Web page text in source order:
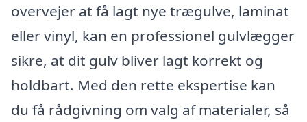
overvejer at få lagt nye trægulve, laminat
eller vinyl, kan en professionel gulvlægger
sikre, at dit gulv bliver lagt korrekt og
holdbart. Med den rette ekspertise kan
du få rådgivning om valg af materialer, så